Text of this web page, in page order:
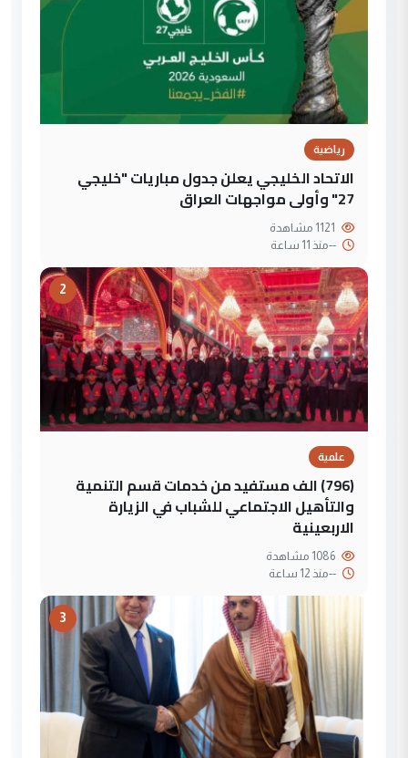
رياضية
الاتحاد الخليجي يعلن جدول مباريات "خليجي
27" وأولى مواجهات العراق
--منذ 11 ساعة
2
علمية
(796) الف مستفيد من خدمات قسم التنمية
والتأهيل الاجتماعي للشباب في الزيارة
الاربعينية
--منذ 12 ساعة
3